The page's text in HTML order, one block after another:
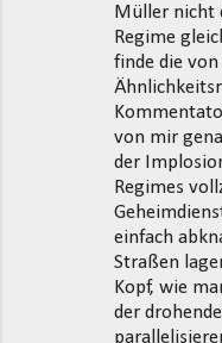
Müller nicht
Regime
finde die
von mir
der
Regimes
einfach
Straßen
Kopf, wie
der